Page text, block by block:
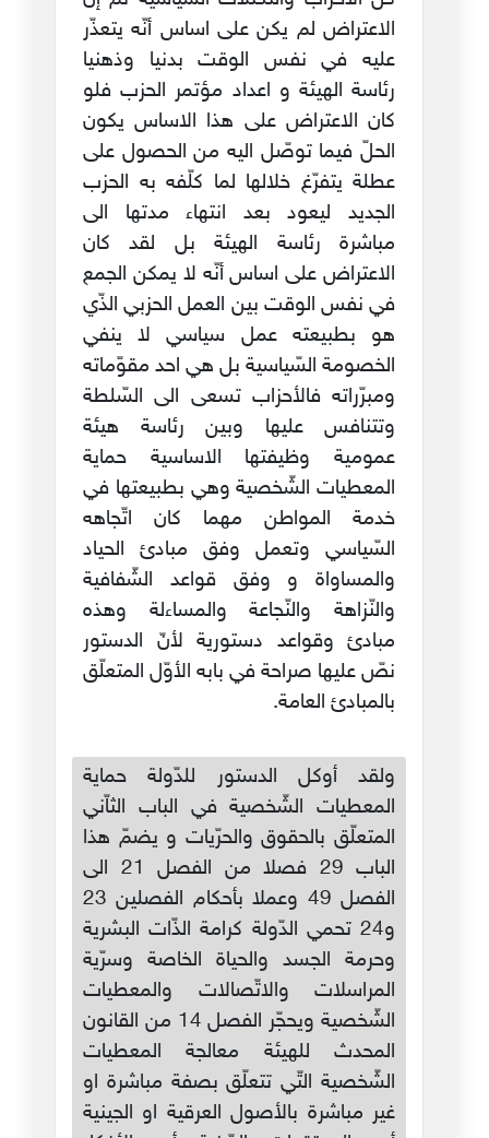
الاعتراض لم يكن على اساس أنّه يتعذّر
عليه في نفس الوقت بدنيا وذهنيا
رئاسة الهيئة و اعداد مؤتمر الحزب فلو
كان الاعتراض على هذا الاساس يكون
الحلّ فيما توصّل اليه من الحصول على
عطلة يتفرّغ خلالها لما كلّفه به الحزب
الجديد ليعود بعد انتهاء مدتها الى
مباشرة رئاسة الهيئة بل لقد كان
الاعتراض على اساس أنّه لا يمكن الجمع
في نفس الوقت بين العمل الحزبي الذّي
هو بطبيعته عمل سياسي لا ينفي
الخصومة السّياسية بل هي احد مقوّماته
ومبرّراته فالأحزاب تسعى الى السّلطة
وتتنافس عليها وبين رئاسة هيئة
عمومية وظيفتها الاساسية حماية
المعطيات الشّخصية وهي بطبيعتها في
خدمة المواطن مهما كان اتّجاهه
السّياسي وتعمل وفق مبادئ الحياد
والمساواة و وفق قواعد الشّفافية
والنّزاهة والنّجاعة والمساءلة وهذه
مبادئ وقواعد دستورية لأنّ الدستور
نصّ عليها صراحة في بابه الأوّل المتعلّق
بالمبادئ العامة.
ولقد أوكل الدستور للدّولة حماية
المعطيات الشّخصية في الباب الثاّني
المتعلّق بالحقوق والحرّيات و يضمّ هذا
الباب 29 فصلا من الفصل 21 الى
الفصل 49 وعملا بأحكام الفصلين 23
و24 تحمي الدّولة كرامة الذّات البشرية
وحرمة الجسد والحياة الخاصة وسرّية
المراسلات والاتّصالات والمعطيات
الشّخصية ويحجّر الفصل 14 من القانون
المحدث للهيئة معالجة المعطيات
الشّخصية التّي تتعلّق بصفة مباشرة او
غير مباشرة بالأصول العرقية او الجينية